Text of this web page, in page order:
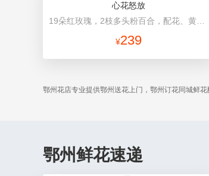
心花怒放
¥239
鄂州花店专业提供鄂州送花上门，鄂州订花同城鲜
鄂州鲜花速递